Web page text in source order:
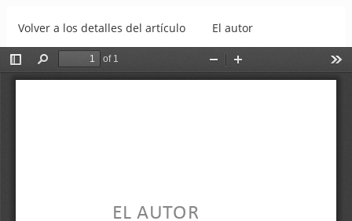
Volver a los detalles del artículo El autor
DescargarDescargar PDF